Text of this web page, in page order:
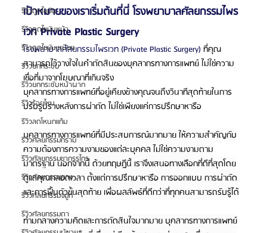
รีวิวดูดไขมัน
รีวิวดูดไขมันหน้า
รีวิวดูดไขมันเหนียง
รีวิวยกกระชับ
รีวิวยกกระชับหน้าผาก
รีวิวร้อยไหม
รีวิวลดโหนกแก้ม
รีวิวศัลยกรรมกราม
รีวิวศัลยกรรมขากรรไกร
รีวิวศัลยกรรมคาง
รีวิวศัลยกรรมจมูก
รีวิวศัลยกรรมตา
เป้าหมายของเราเริ่มต้นที่นี่ โรงพยาบาลศัลยกรรมไพร
เวท Private Plastic Surgery
โรงพยาบาลศัลยกรรมไพรเวท (Private Plastic Surgery) ที่คุณ
สามารถไว้วางใจในคำตัดสินของบุคลากรทางการแพทย์ ไม่ใช่ความ
เชื่อที่มาจากโฆษณาที่เกินจริง
บุคลากรทางการแพทย์ที่อยู่เคียงข้างคุณจนถึงวินาทีสุดท้ายในการ
ปรับรูปร่างหลังการผ่าตัด ไม่ใช่เพียงแค่การปรึกษาหารือ
บุคลากรทางการแพทย์ที่มีประสบการณ์มากมาย ให้ความสำคัญกับ
ความต้องการความงามของแต่ละบุคคล ไม่ใช่ความงามตาม
มาตรฐาน นอกจากนี้ ด้วยทฤษฎีนี้ เราจึงเสนอทางเลือกที่ดีที่สุดโดย
ดูแลคุณตลอดเวลา ตั้งแต่การปรึกษาหารือ การออกแบบ การผ่าตัด
และการฟื้นตัวขั้นสุดท้าย เพื่อผลลัพธ์ที่ดีกว่าที่ทุกคนสามารถรับรู้ได้
ท่ามกลางความคิดและการตัดสินใจมากมาย บุคลากรทางการแพทย์